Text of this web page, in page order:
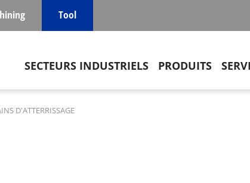
Tool
Main navigation
SECTEURS INDUSTRIELS PRODUITS
D'ATTERRISSAGE